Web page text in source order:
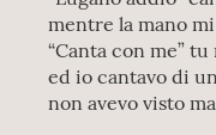
mentre la mano
“Canta con me”
ed io cantavo di
non avevo visto